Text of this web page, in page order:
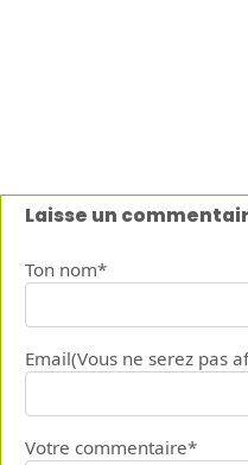
Laisse un
Ton nom*
Email(Vous ne serez pas
Votre commentaire*